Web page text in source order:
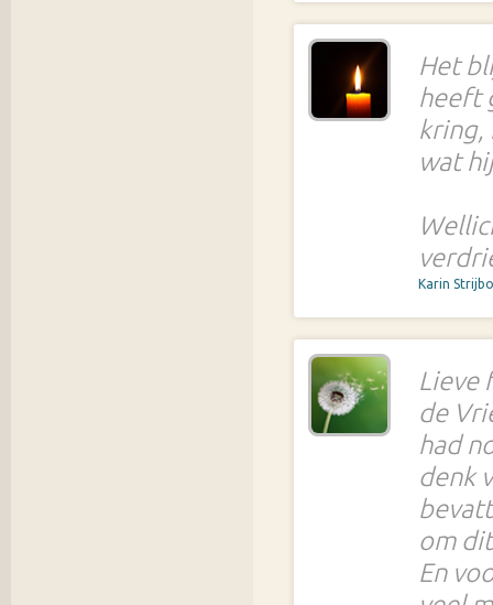
Het
heeft
kring,
wat
Karin
Lieve
de
had
denk
om
En